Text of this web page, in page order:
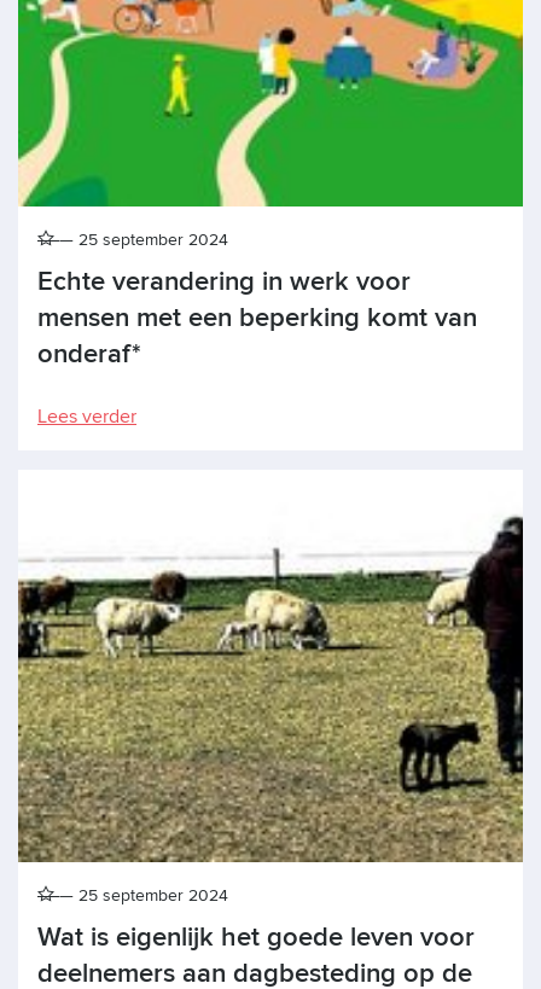
Echte verandering in werk voor
mensen met een beperking komt van
onderaf*
25 september 2024
Lees verder
Wat is eigenlijk het goede leven voor
deelnemers aan dagbesteding op de
25 september 2024